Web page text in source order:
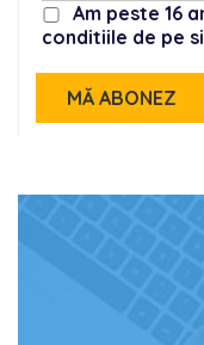
Am peste 16
conditiile de pe